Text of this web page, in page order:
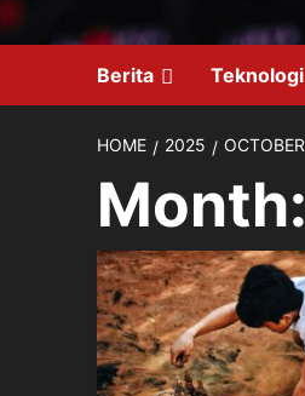
Berita Teknologi
HOME 2025 OCTOBER
Month: